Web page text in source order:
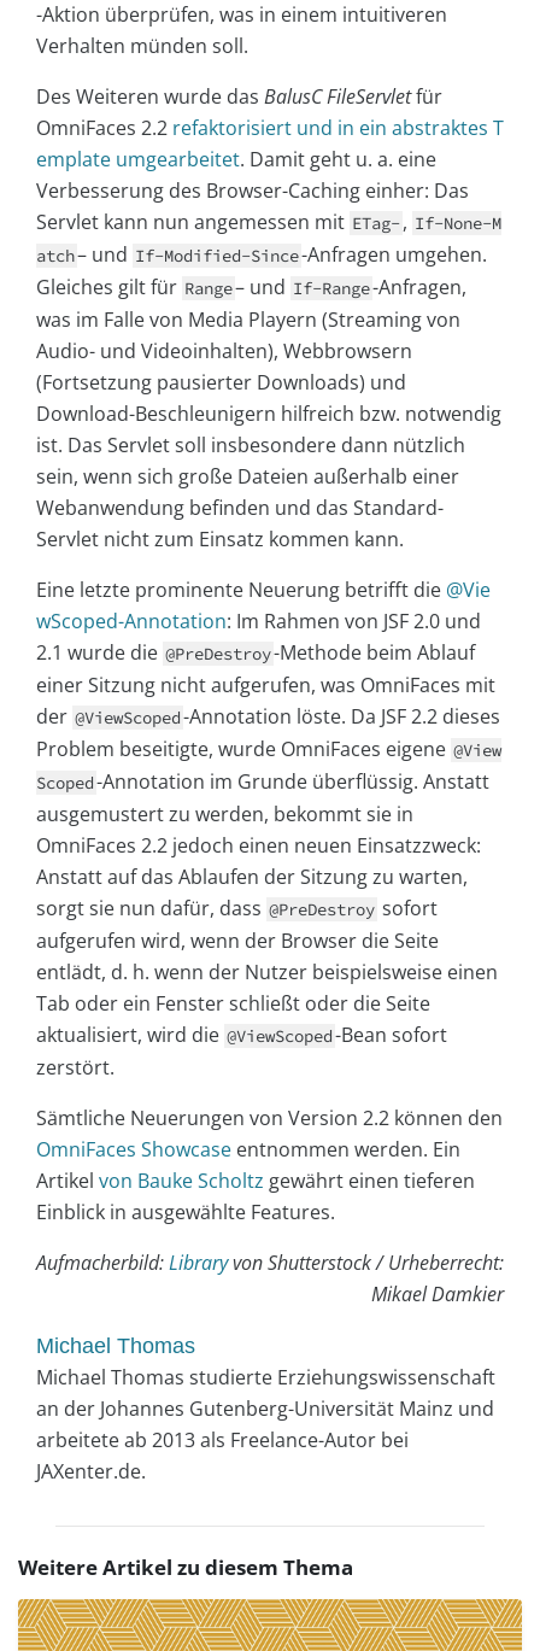
-Aktion überprüfen, was in einem intuitiveren
Verhalten münden soll.
Des Weiteren wurde das BalusC FileServletfür
OmniFaces 2.2 refaktorisiert und in ein abstraktes T
emplate umgearbeitet. Damit geht u. a. eine
Verbesserung des Browser-Caching einher: Das
Servlet kann nun angemessen mit ETag-, If-None-M
atch– und If-Modified-Since-Anfragen umgehen.
Gleiches gilt für Range– und If-Range-Anfragen,
was im Falle von Media Playern (Streaming von
Audio- und Videoinhalten), Webbrowsern
(Fortsetzung pausierter Downloads) und
Download-Beschleunigern hilfreich bzw. notwendig
ist. Das Servlet soll insbesondere dann nützlich
sein, wenn sich große Dateien außerhalb einer
Webanwendung befinden und das Standard-
Servlet nicht zum Einsatz kommen kann.
Eine letzte prominente Neuerung betrifft die @Vie
wScoped-Annotation: Im Rahmen von JSF 2.0 und
2.1 wurde die @PreDestroy-Methode beim Ablauf
einer Sitzung nicht aufgerufen, was OmniFaces mit
der @ViewScoped-Annotation löste. Da JSF 2.2 dieses
Problem beseitigte, wurde OmniFaces eigene @View
Scoped-Annotation im Grunde überflüssig. Anstatt
ausgemustert zu werden, bekommt sie in
OmniFaces 2.2 jedoch einen neuen Einsatzzweck:
Anstatt auf das Ablaufen der Sitzung zu warten,
sorgt sie nun dafür, dass @PreDestroy sofort
aufgerufen wird, wenn der Browser die Seite
entlädt, d. h. wenn der Nutzer beispielsweise einen
Tab oder ein Fenster schließt oder die Seite
aktualisiert, wird die @ViewScoped-Bean sofort
zerstört.
Sämtliche Neuerungen von Version 2.2 können den
OmniFaces Showcase entnommen werden. Ein
Artikel von Bauke Scholtz gewährt einen tieferen
Einblick in ausgewählte Features.
Aufmacherbild:Libraryvon Shutterstock / Urheberrecht:
Mikael Damkier
Michael Thomas
Michael Thomas studierte Erziehungswissenschaft
an der Johannes Gutenberg-Universität Mainz und
arbeitete ab 2013 als Freelance-Autor bei
JAXenter.de.
Weitere Artikel zu diesem Thema